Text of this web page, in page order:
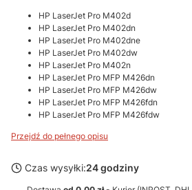
HP LaserJet Pro M402d
HP LaserJet Pro M402dn
HP LaserJet Pro M402dne
HP LaserJet Pro M402dw
HP LaserJet Pro M402n
HP LaserJet Pro MFP M426dn
HP LaserJet Pro MFP M426dw
HP LaserJet Pro MFP M426fdn
HP LaserJet Pro MFP M426fdw
Przejdź do pełnego opisu
Czas wysyłki:24 godziny